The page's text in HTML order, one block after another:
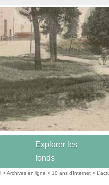
Explorer les
fonds
>Archives en ligne > 10 ans d’Internet >